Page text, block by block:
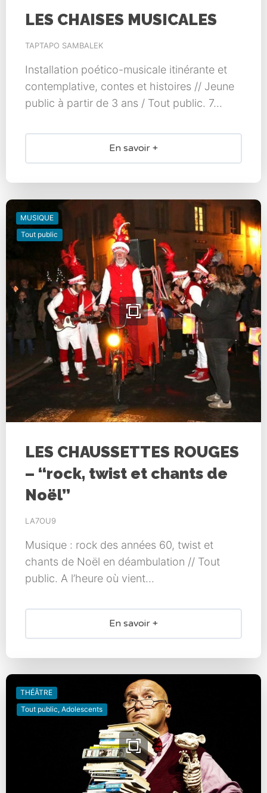
LES CHAISES MUSICALES
TAPTAPO SAMBALEK
Installation poético-musicale itinérante et
contemplative, contes et histoires // Jeune
public à partir de 3 ans / Tout public. 7...
En savoir +
Tout public
MUSIQUE
LES CHAUSSETTES ROUGES
– “rock, twist et chants de
Noël”
LA7OU9
Musique : rock des années 60, twist et
chants de Noël en déambulation // Tout
public. A l’heure où vient...
En savoir +
Tout public, Adolescents
THÉÂTRE